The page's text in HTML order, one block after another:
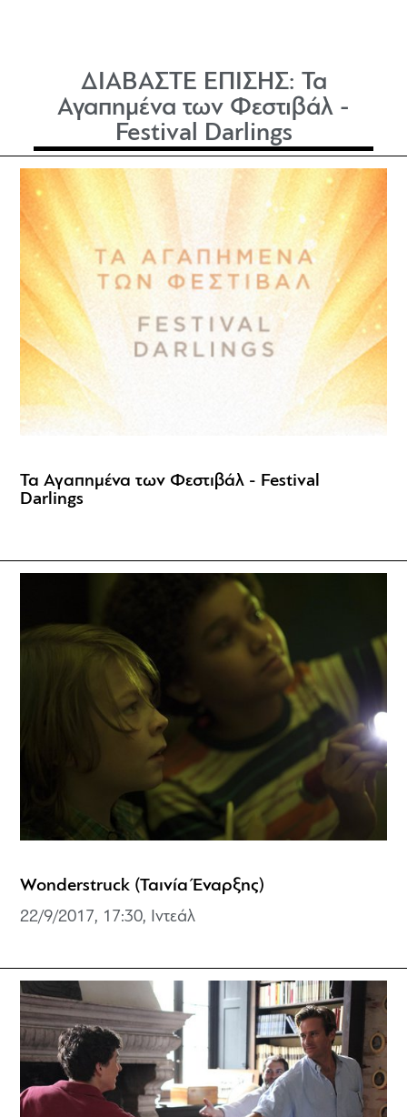
ΔΙΑΒΑΣΤΕ ΕΠΙΣΗΣ: Τα
Αγαπημένα των Φεστιβάλ -
Festival Darlings
Τα Αγαπημένα των Φεστιβάλ - Festival
Darlings
Wonderstruck (Ταινία Έναρξης)
22/9/2017, 17:30, Ιντεάλ